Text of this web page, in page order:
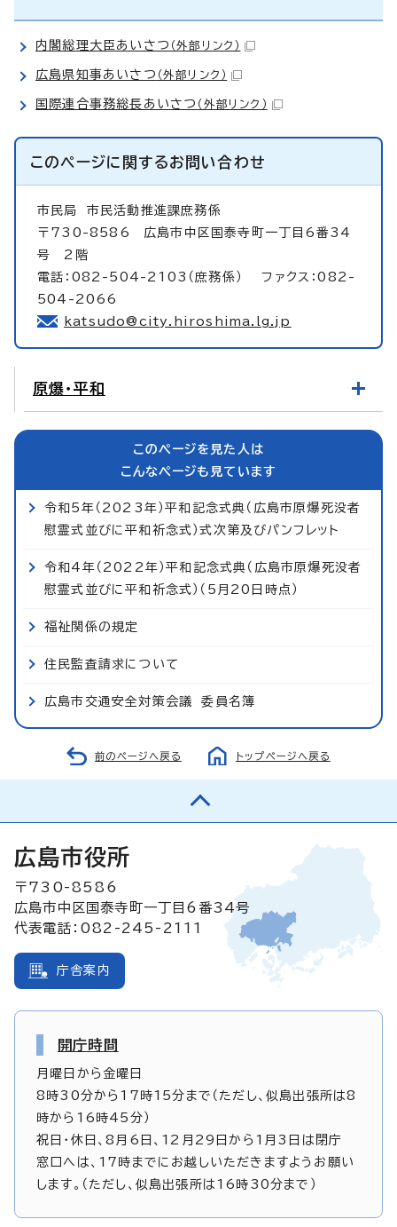
内閣総理大臣あいさつ （外部リンク）
広島県知事あいさつ （外部リンク）
国際連合事務総長あいさつ （外部リンク）
このページに関するお問い合わせ
市民局 市民活動推進課庶務係
〒730-8586 広島市中区国泰寺町一丁目6番34
号 2階
電話：082-504-2103（庶務係） ファクス：082-
504-2066
katsudo@city.hiroshima.lg.jp
原爆・平和
このページを見た人は
こんなページも見ています
令和5年（2023年）平和記念式典（広島市原爆死没者
慰霊式並びに平和祈念式）式次第及びパンフレット
令和4年（2022年）平和記念式典（広島市原爆死没者
慰霊式並びに平和祈念式）（5月20日時点）
福祉関係の規定
住民監査請求について
広島市交通安全対策会議 委員名簿
前のページへ戻る トップページへ戻る
広島市役所
〒730-8586
広島市中区国泰寺町一丁目6番34号
代表電話：082-245-2111
庁舎案内
開庁時間
月曜日から金曜日
8時30分から17時15分まで（ただし、似島出張所は8
時から16時45分）
祝日・休日、8月6日、12月29日から1月3日は閉庁
窓口へは、17時までにお越しいただきますようお願い
します。（ただし、似島出張所は16時30分まで）